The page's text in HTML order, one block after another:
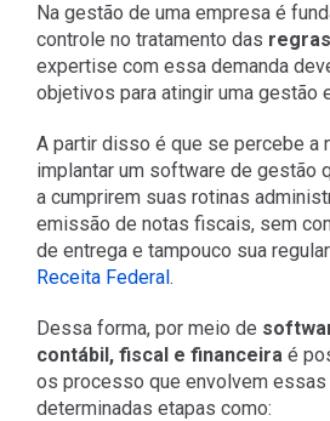
Na gestão de uma empresa é
controle no tratamento das
expertise com essa demanda
objetivos para atingir uma gestão
A partir disso é que se percebe a
implantar um software de gestão
a cumprirem suas rotinas
emissão de notas fiscais, sem
de entrega e tampouco sua
Receita Federal.
Dessa forma, por meio de
contábil, fiscal e financeiraé
os processo que envolvem essas
determinadas etapas como: